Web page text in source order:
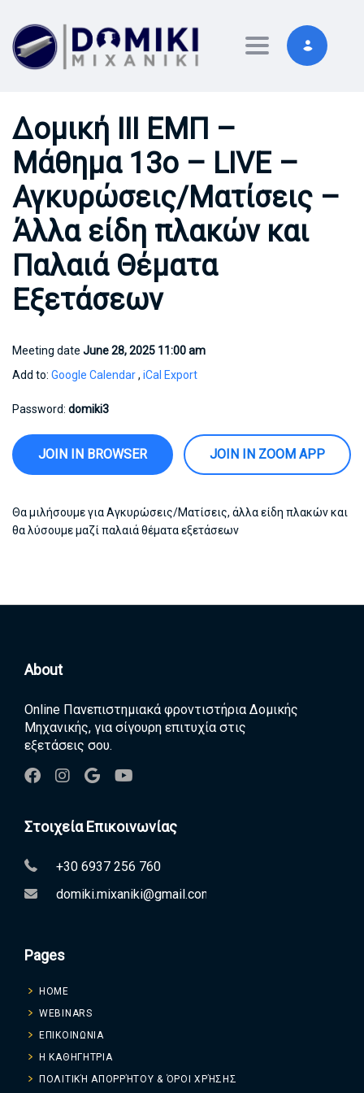
Toggle
Δομική ΙΙΙ ΕΜΠ –
Μάθημα 13ο – LIVE –
Αγκυρώσεις/Ματίσεις –
Άλλα είδη πλακών και
Παλαιά Θέματα
Εξετάσεων
Meeting date June 28, 2025 11:00 am
Add to: Google Calendar, iCal Export
Password: domiki3
JOIN IN BROWSER JOIN IN ZOOM APP
Θα μιλήσουμε για Αγκυρώσεις/Ματίσεις, άλλα είδη πλακών και
θα λύσουμε μαζί παλαιά θέματα εξετάσεων
About
Online Πανεπιστημιακά φροντιστήρια Δομικής
Μηχανικής, για σίγουρη επιτυχία στις
εξετάσεις σου.
Στοιχεία Επικοινωνίας
+30 6937 256 760
domiki.mixaniki@gmail.com
Pages
HOME
WEBINARS
ΕΠΙΚΟΙΝΩΝΙΑ
Η ΚΑΘΗΓΗΤΡΙΑ
ΠΟΛΙΤΙΚΉ ΑΠΟΡΡΉΤΟΥ & ΌΡΟΙ ΧΡΉΣΗΣ